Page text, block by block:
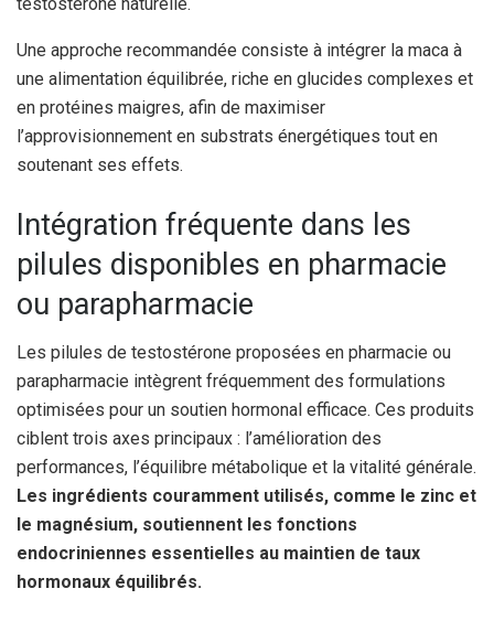
Une approche recommandée consiste à intégrer la maca à
une alimentation équilibrée, riche en glucides complexes et
en protéines maigres, afin de maximiser
l’approvisionnement en substrats énergétiques tout en
soutenant ses effets.
Intégration fréquente dans les
pilules disponibles en pharmacie
ou parapharmacie
Les pilules de testostérone proposées en pharmacie ou
parapharmacie intègrent fréquemment des formulations
optimisées pour un soutien hormonal efficace. Ces produits
ciblent trois axes principaux : l’amélioration des
performances, l’équilibre métabolique et la vitalité générale.
Les ingrédients couramment utilisés, comme le zinc et
le magnésium, soutiennent les fonctions
endocriniennes essentielles au maintien de taux
hormonaux équilibrés.